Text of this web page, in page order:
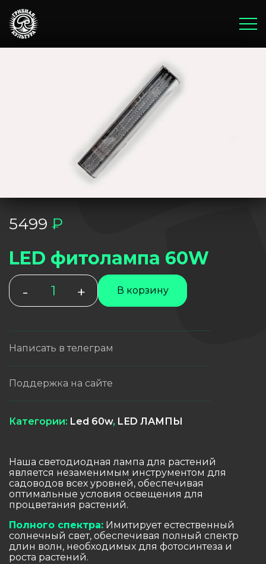
5499 ₽
LED фитолампа 60W
-
Количество
товара
LED
+ В корзину
Категории: Led 60w, LЕD ЛАМПЫ
Написать в телеграм
Поддержка на сайте
Наша светодиодная лампа для растений
является незаменимым инструментом для
садоводов всех уровней, обеспечивая
оптимальные условия освещения для
процветания растений.
Полного спектра: Имитирует естественный
солнечный свет, обеспечивая полный спектр
длин волн, необходимых для фотосинтеза и
роста растений.